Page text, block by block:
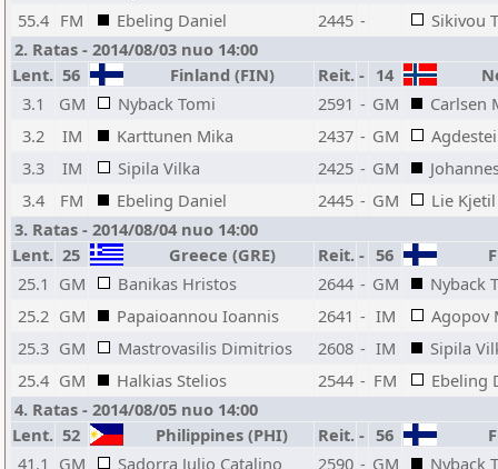
55.4 FM Ebeling Daniel 2445 -
Sikivou
2. Ratas - 2014/08/03 nuo 14:00
Lent. 56 Finland (FIN) Reit. - 14
3.1
GM Nyback Tomi 2591 - GM
Carlsen
3.2
IM Karttunen Mika 2437 - GM
3.3
IM Sipila Vilka 2425 - GM
3.4
FM Ebeling Daniel 2445 - GM
Lie
3. Ratas - 2014/08/04 nuo 14:00
Lent. 25 Greece (GRE) Reit. - 56
25.1 GM Banikas Hristos 2644 - GM
Nyback
25.2 GM Papaioannou Ioannis 2641 - IM
Agopov
25.3 GM Mastrovasilis Dimitrios 2608 - IM
Sipila
25.4 GM Halkias Stelios 2544 - FM
Ebeling
4. Ratas - 2014/08/05 nuo 14:00
Lent. 52 Philippines (PHI) Reit. - 56
41.1 GM Sadorra Julio Catalino 2590 - GM Nyback